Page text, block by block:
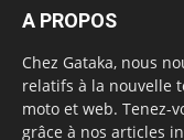
A PROPOS
Chez Gataka, nous
relatifs à la nouvelle
moto et web. Tenez-
grâce à nos articles